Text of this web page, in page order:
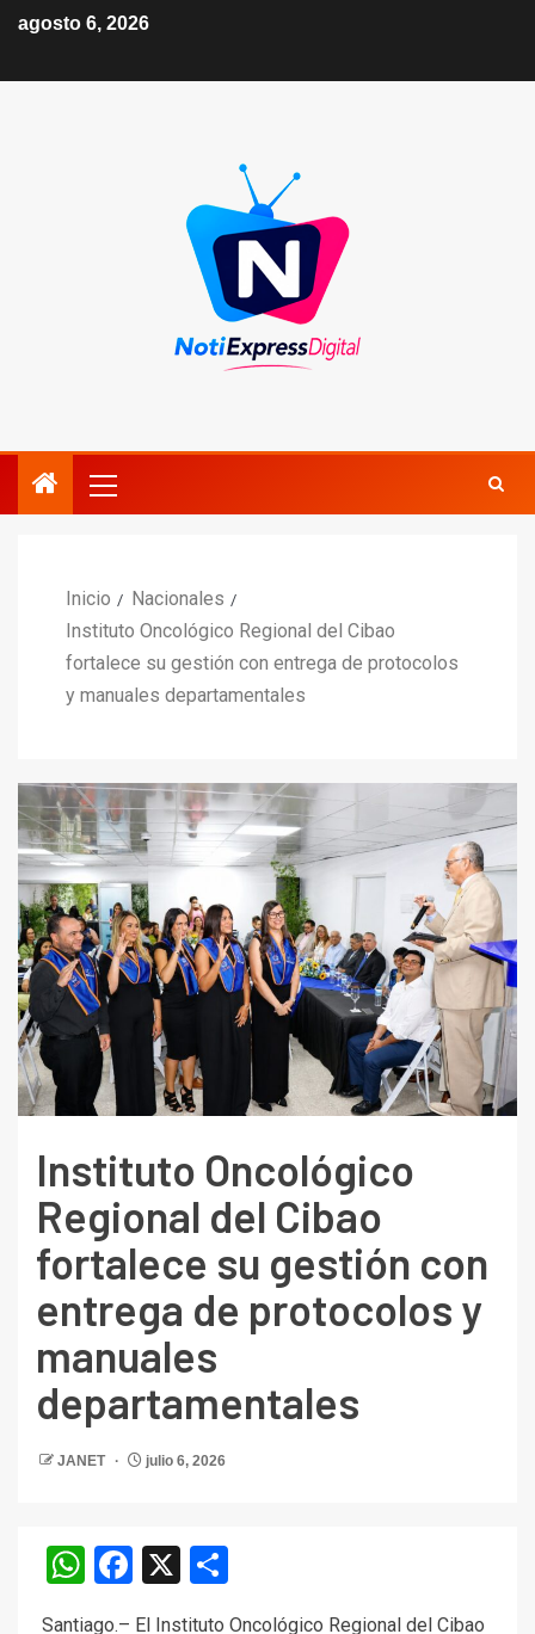
agosto 6, 2026
Inicio
Nacionales
Instituto Oncológico Regional del Cibao
fortalece su gestión con entrega de protocolos
y manuales departamentales
Instituto Oncológico
Regional del Cibao
fortalece su gestión con
entrega de protocolos y
manuales
departamentales
JANET julio 6, 2026
WhatsApp
Facebook
X
Santiago.– El Instituto Oncológico Regional del Cibao